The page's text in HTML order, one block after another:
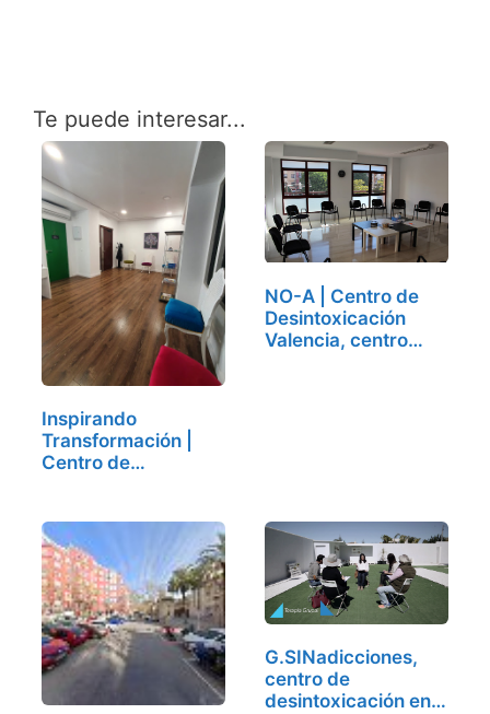
Te puede interesar...
Inspirando
Transformación |
Centro de…
NO-A | Centro de
Desintoxicación
Valencia, centro
G.SINadicciones,
centro de
desintoxicación en